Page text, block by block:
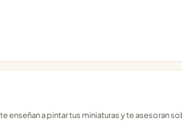
enseñan a pintar tus miniaturas y te asesoran